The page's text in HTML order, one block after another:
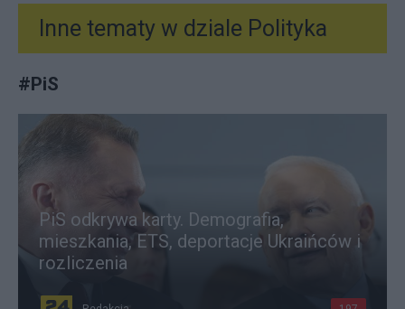
Inne tematy w dziale Polityka
#PiS
PiS odkrywa karty. Demografia,
mieszkania, ETS, deportacje Ukraińców i
rozliczenia